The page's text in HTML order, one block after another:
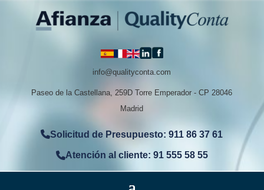
info@qualityconta.com
Paseo de la Castellana, 259D Torre Emperador - CP 28046
Madrid
Solicitud de Presupuesto: 911 86 37 61
Atención al cliente: 91 555 58 55